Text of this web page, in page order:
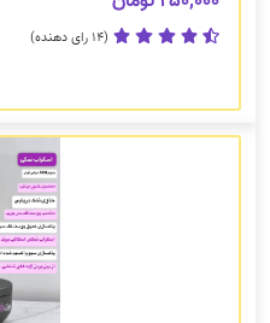
(14 رای دهنده)